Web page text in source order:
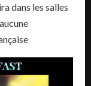
dans les salles